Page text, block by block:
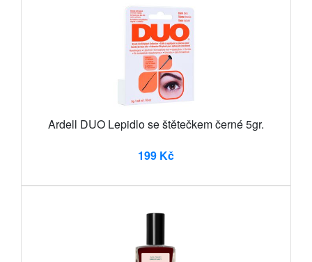
Ardell DUO Lepidlo se štětečkem černé 5gr.
199 Kč